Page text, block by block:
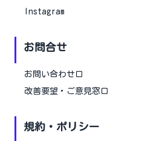
Instagram
お問合せ
お問い合わせ口
改善要望・ご意見窓口
規約・ポリシー